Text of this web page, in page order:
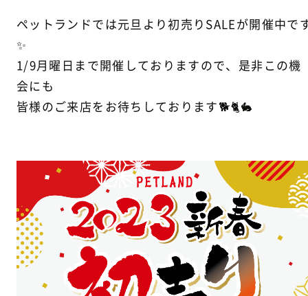
ペットランドでは元旦より初売りSALEが開催中で
✨
1/9月曜日まで開催しておりますので、是非この機
会にも
皆様のご来店をお待ちしております🐕🐈🐇